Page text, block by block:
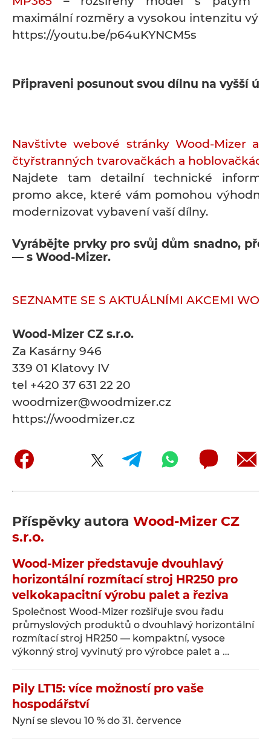
maximální rozměry a vysokou intenzitu
https://youtu.be/p64uKYNCM5s
Připraveni posunout svou dílnu na vyšší
Navštivte webové stránky Wood-Mizer a
čtyřstranných tvarovačkách a hoblovačkách
Najdete tam detailní technické
promo akce, které vám pomohou
modernizovat vybavení vaší dílny.
Vyrábějte prvky pro svůj dům snadno,
— s Wood-Mizer.
SEZNAMTE SE S AKTUÁLNÍMI AKCEMI
Wood-Mizer CZ s.r.o.
Za Kasárny 946
339 01 Klatovy IV
tel +420 37 631 22 20
woodmizer@woodmizer.cz
https://woodmizer.cz
Příspěvky autora Wood-Mizer CZ
s.r.o.
Wood-Mizer představuje dvouhlavý
horizontální rozmítací stroj HR250 pro
velkokapacitní výrobu palet a řeziva
Společnost Wood-Mizer rozšiřuje svou řadu
průmyslových produktů o dvouhlavý horizontální
rozmítací stroj HR250 — kompaktní, vysoce
výkonný stroj vyvinutý pro výrobce palet a …
Pily LT15: více možností pro vaše
hospodářství
Nyní se slevou 10 % do 31. července